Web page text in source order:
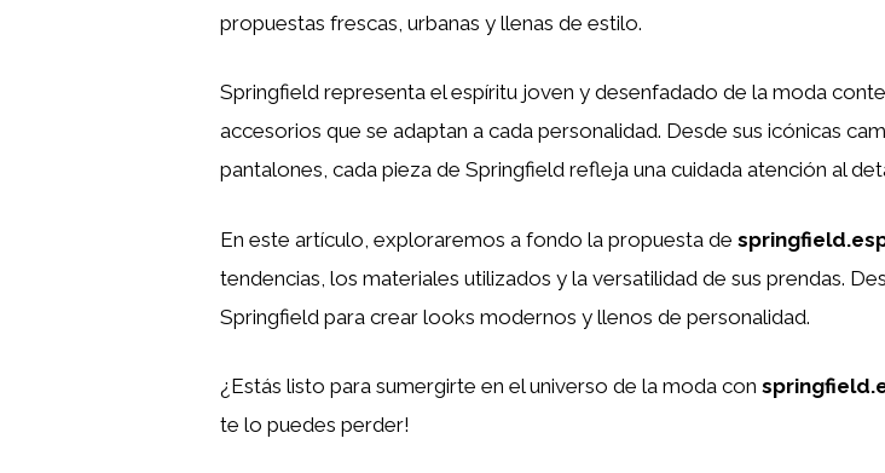
propuestas frescas, urbanas y llenas de estilo.
Springfield representa el espíritu joven y desenfadado de la moda
accesorios que se adaptan a cada personalidad. Desde sus icónicas
pantalones, cada pieza de Springfield refleja una cuidada atención al
En este artículo, exploraremos a fondo la propuesta de
tendencias, los materiales utilizados y la versatilidad de sus prendas.
Springfield para crear looks modernos y llenos de personalidad.
¿Estás listo para sumergirte en el universo de la moda con
te lo puedes perder!